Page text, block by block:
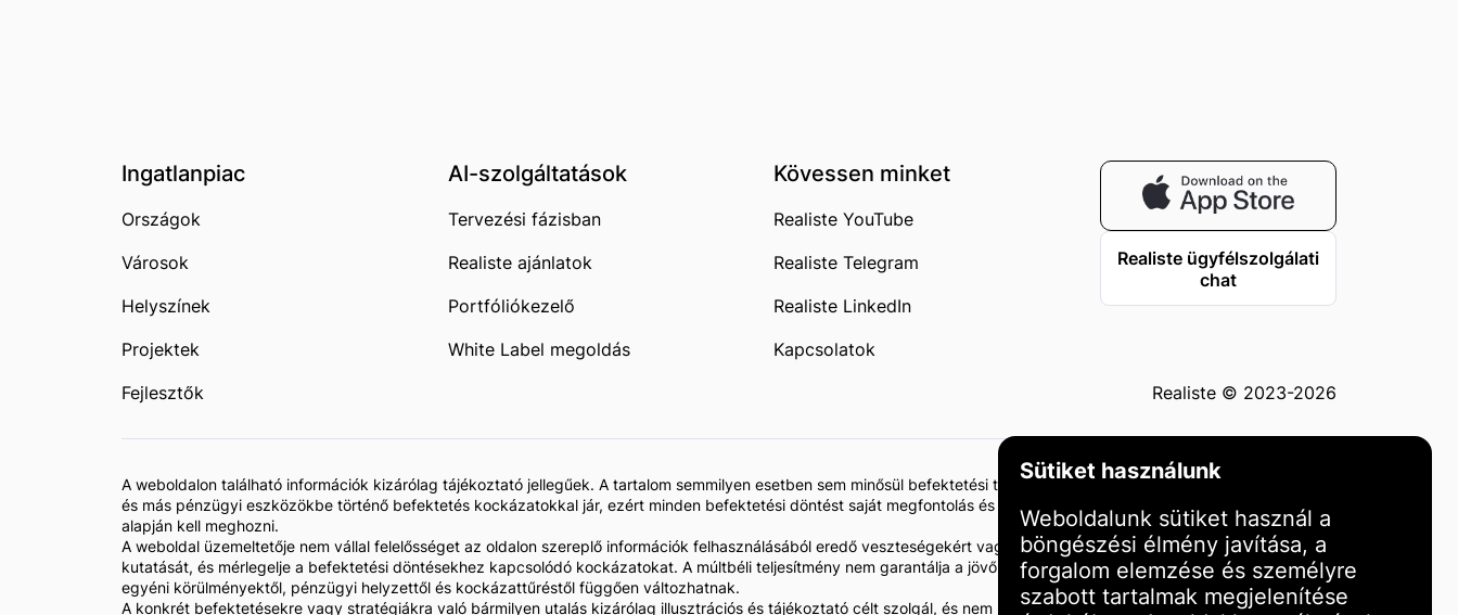
Sütiket használunk
Weboldalunk sütiket használ a
böngészési élmény javítása, a
forgalom elemzése és személyre
szabott tartalmak megjelenítése
Ingatlanpiac
Országok
Városok
Helyszínek
Projektek
Fejlesztők
AI-szolgáltatások
Tervezési fázisban
Realiste ajánlatok
Portfóliókezelő
White Label megoldás
Kövessen minket
Realiste YouTube
Realiste Telegram
Realiste LinkedIn
Kapcsolatok
Realiste ügyfélszolgálati
chat
Realiste © 2023-2026
A weboldalon található információk kizárólag tájékoztató jellegűek. A tartalom semmilyen esetben sem minősül befektetési tanácsadásnak vagy ajánlásnak. Az ingatlanba
és más pénzügyi eszközökbe történő befektetés kockázatokkal jár, ezért minden befektetési döntést saját megfontolás és szakképzett szakértőkkel történő konzultáció
alapján kell meghozni.
A weboldal üzemeltetője nem vállal felelősséget az oldalon szereplő információk felhasználásából eredő veszteségekért vagy károkért. Javasoljuk, hogy végezze el saját
kutatását, és mérlegelje a befektetési döntésekhez kapcsolódó kockázatokat. A múltbéli teljesítmény nem garantálja a jövőbeni eredményeket. A befektetési eredmények
egyéni körülményektől, pénzügyi helyzettől és kockázattűréstől függően változhatnak.
A konkrét befektetésekre vagy stratégiákra való bármilyen utalás kizárólag illusztrációs és tájékoztató célt szolgál, és nem minősül ajánlásnak vagy támogatásnak. Az